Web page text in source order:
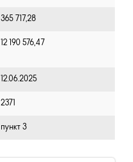
365 717,28
12 190 576,47
12.06.2025
2371
пункт 3